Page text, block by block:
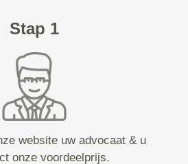
Stap 1
website uw advocaat & u
onze voordeelprijs.